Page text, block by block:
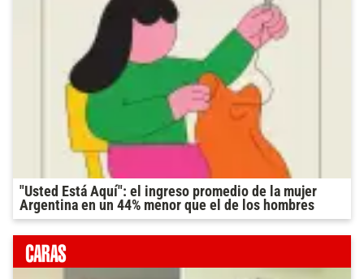
"Usted Está Aquí": el ingreso promedio de la mujer
Argentina en un 44% menor que el de los hombres